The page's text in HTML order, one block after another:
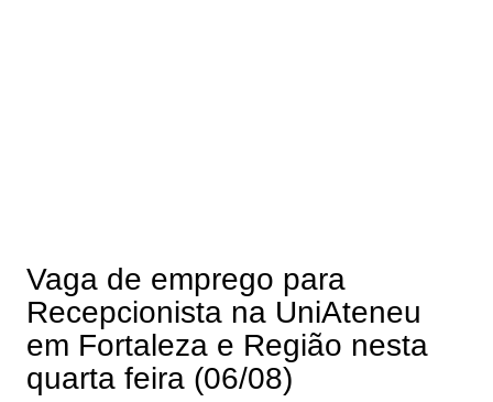
Vaga de emprego para
Recepcionista na UniAteneu
em Fortaleza e Região nesta
quarta feira (06/08)